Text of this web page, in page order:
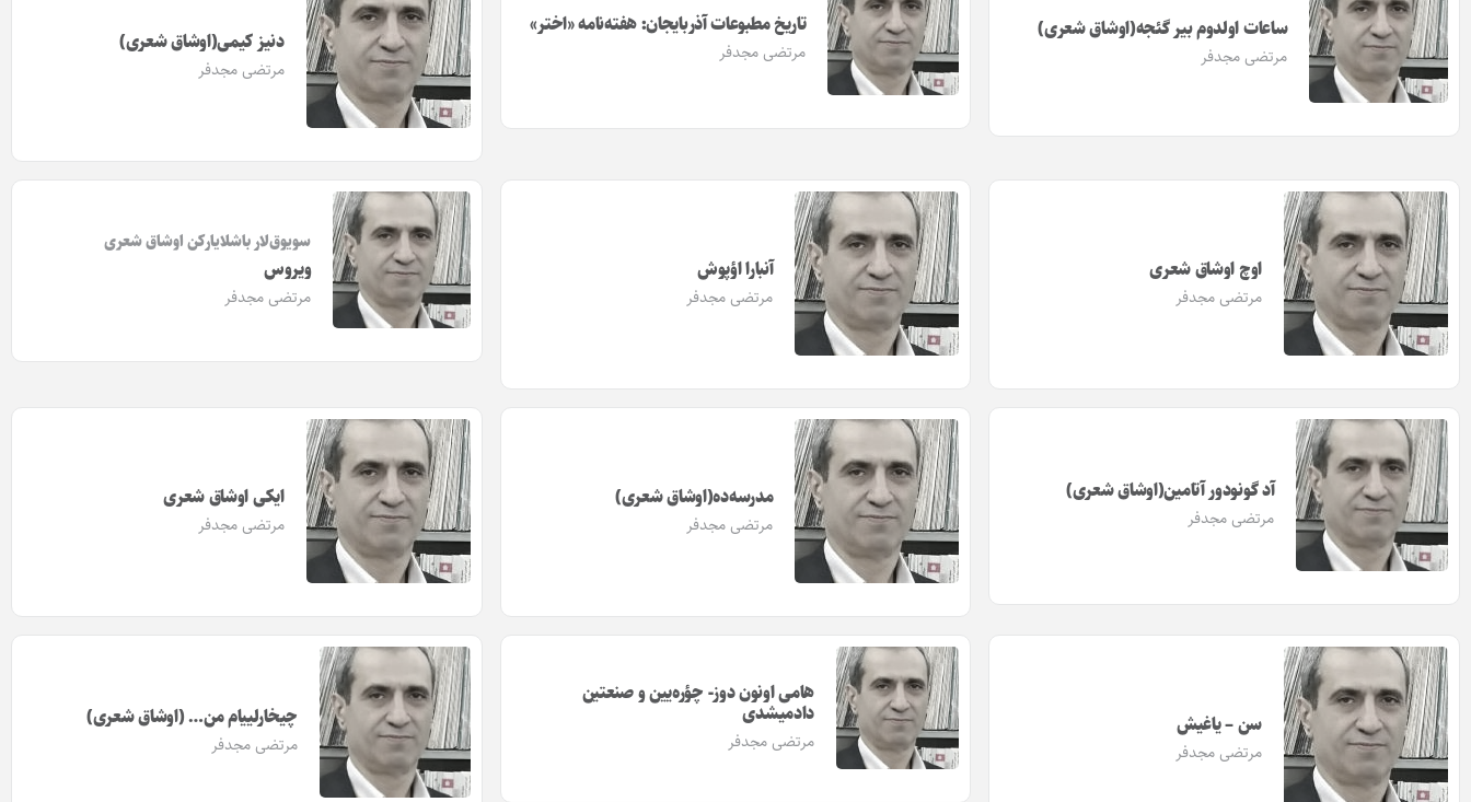
ساعات اولدوم بیر گئجه(اوشاق شعری)
مرتضی مجدفر
تاریخ مطبوعات آذربایجان: هفته‌نامه «اختر»
مرتضی مجدفر دنیز کیمی(اوشاق شعری)
مرتضی مجدفر
اوچ اوشاق شعری
مرتضی مجدفر
آنبارا اؤپوش
مرتضی مجدفر
سویوق‌لار باشلایارکن اوشاق شعری
ویروس
مرتضی مجدفر
آد گونودور آتامین(اوشاق شعری)
مرتضی مجدفر
مدرسه‌ده(اوشاق شعری)
مرتضی مجدفر
ایکی اوشاق شعری
مرتضی مجدفر
سن – یاغیش
مرتضی مجدفر
هامی اونون دوز- چؤره‌یین و صنعتین
دادمیشدی
مرتضی مجدفر
چیخارلییام من… (اوشاق شعری)
مرتضی مجدفر